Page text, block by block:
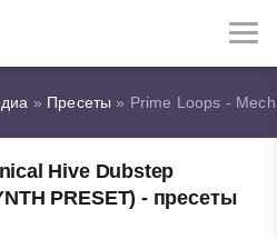
» Пресеты » Prime Loops -
Hive Dubstep
PRESET) - пресеты